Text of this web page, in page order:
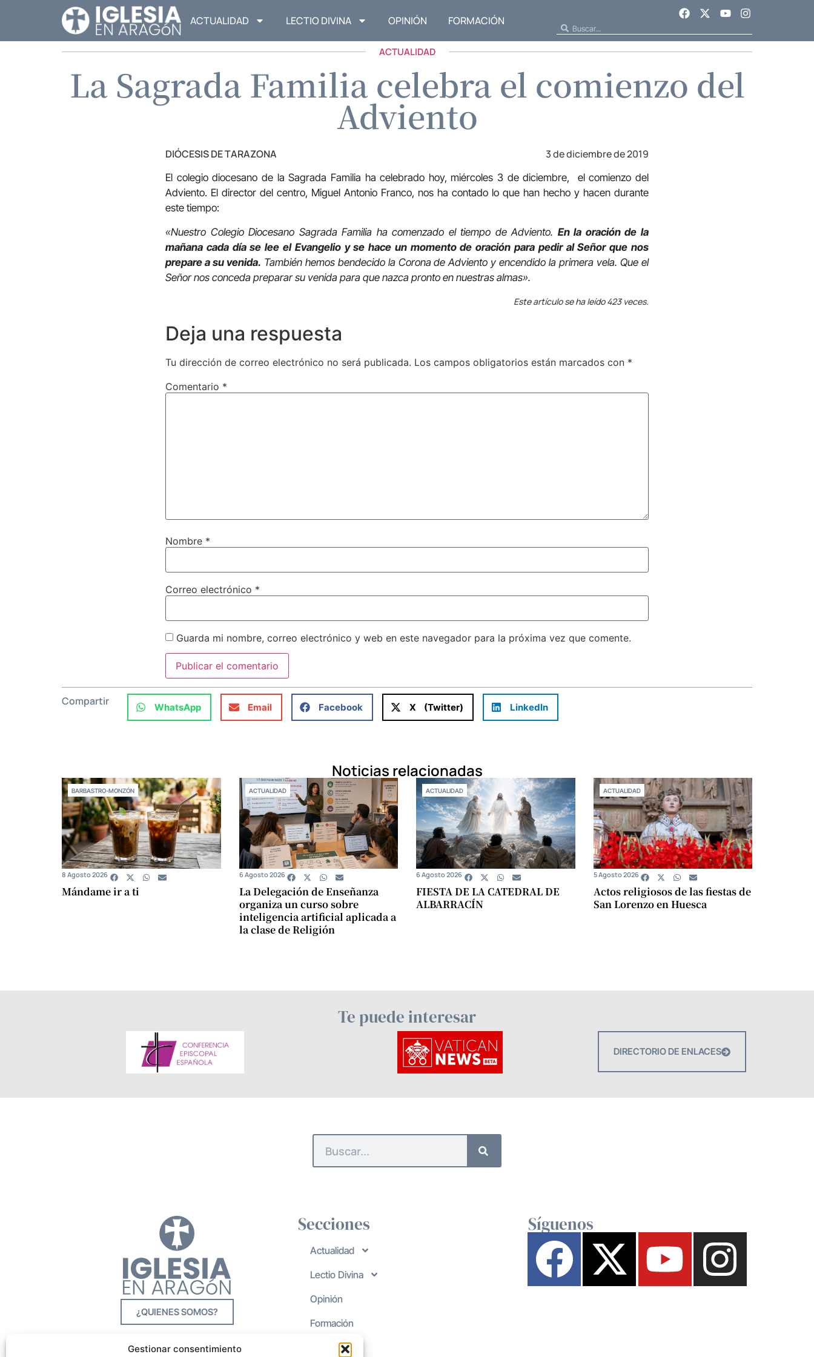
Gestionar consentimiento
ACTUALIDAD LECTIO DIVINA OPINIÓN FORMACIÓN
ACTUALIDAD
La Sagrada Familia celebra el comienzo del
Adviento
DIÓCESIS DE TARAZONA 3 de diciembre de 2019
El colegio diocesano de la Sagrada Familia ha celebrado hoy, miércoles 3 de diciembre, el comienzo del
Adviento. El director del centro, Miguel Antonio Franco, nos ha contado lo que han hecho y hacen durante
este tiempo:
«Nuestro Colegio Diocesano Sagrada Familia ha comenzado el tiempo de Adviento. En la oración de la
mañana cada día se lee el Evangelio y se hace un momento de oración para pedir al Señor que nos
prepare a su venida. También hemos bendecido la Corona de Adviento y encendido la primera vela. Que el
Señor nos conceda preparar su venida para que nazca pronto en nuestras almas».
Este artículo se ha leído 423 veces.
Deja una respuesta
Tu dirección de correo electrónico no será publicada. Los campos obligatorios están marcados con *
Comentario *
Nombre *
Correo electrónico *
Guarda mi nombre, correo electrónico y web en este navegador para la próxima vez que comente.
Compartir WhatsApp Email Facebook X (Twitter) LinkedIn
Noticias relacionadas
BARBASTRO-MONZÓN
Mándame ir a ti
8 Agosto 2026
ACTUALIDAD
La Delegación de Enseñanza
organiza un curso sobre
inteligencia artificial aplicada a
la clase de Religión
6 Agosto 2026
ACTUALIDAD
FIESTA DE LA CATEDRAL DE
ALBARRACÍN
6 Agosto 2026
ACTUALIDAD
Actos religiosos de las fiestas de
San Lorenzo en Huesca
5 Agosto 2026
Te puede interesar
DIRECTORIO DE ENLACES
¿QUIENES SOMOS?
Secciones
Actualidad
Lectio Divina
Opinión
Formación
Síguenos